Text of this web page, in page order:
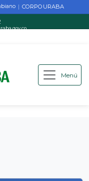
| CORPOURABA
Menú